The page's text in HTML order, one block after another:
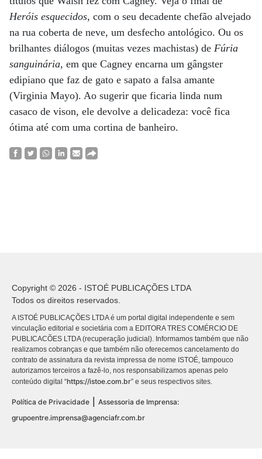
Heróis esquecidos, com o seu decadente chefão alvejado
na rua coberta de neve, um desfecho antológico. Ou os
brilhantes diálogos (muitas vezes machistas) de Fúria
sanguinária, em que Cagney encarna um gângster
edipiano que faz de gato e sapato a falsa amante
(Virginia Mayo). Ao sugerir que ficaria linda num
casaco de vison, ele devolve a delicadeza: você fica
ótima até com uma cortina de banheiro.
Copyright © 2026 - ISTOÉ PUBLICAÇÕES LTDA
Todos os direitos reservados.
A ISTOÉ PUBLICAÇÕES LTDA é um portal digital independente e sem
vinculação editorial e societária com a EDITORA TRES COMÉRCIO DE
PUBLICACÕES LTDA (recuperação judicial). Informamos também que não
realizamos cobranças e que também não oferecemos cancelamento do
contrato de assinatura da revista impressa de nome ISTOÉ, tampouco
autorizamos terceiros a fazê-lo, nos responsabilizamos apenas pelo
conteúdo digital “https://istoe.com.br” e seus respectivos sites.
Política de Privacidade
Assessoria de Imprensa:
grupoentre.imprensa@agenciafr.com.br